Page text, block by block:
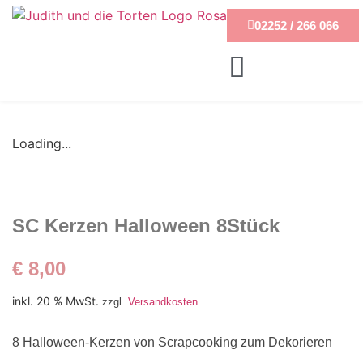
02252 / 266 066
Loading...
SC Kerzen Halloween 8Stück
€ 8,00
inkl. 20 % MwSt. zzgl. Versandkosten
8 Halloween-Kerzen von Scrapcooking zum Dekorieren